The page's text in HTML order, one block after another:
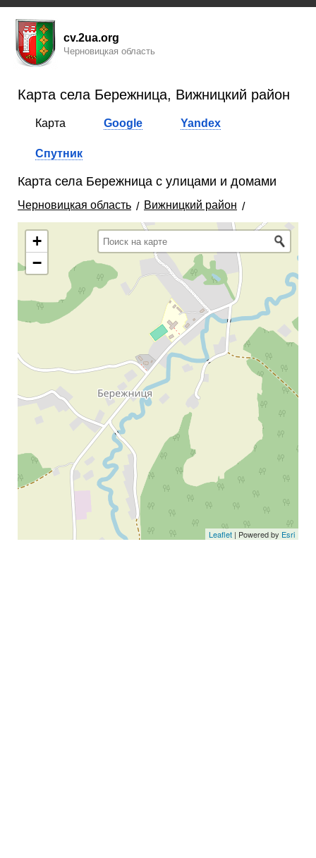
cv.2ua.org
Черновицкая область
Карта села Бережница, Вижницкий район
Карта Google Yandex
Спутник
Карта села Бережница с улицами и домами
Черновицкая область Вижницкий район
+
−
Leaflet | Powered by Esri